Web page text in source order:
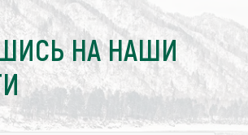
НА НАШИ